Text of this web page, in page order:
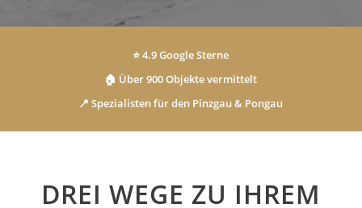
⭐ 4.9 Google Sterne
🏠 Über 900 Objekte vermittelt
📍 Spezialisten für den Pinzgau & Pongau
DREI WEGE ZU IHREM